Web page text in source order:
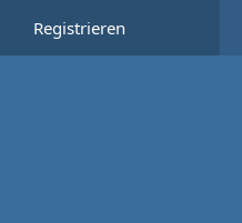
Registrieren